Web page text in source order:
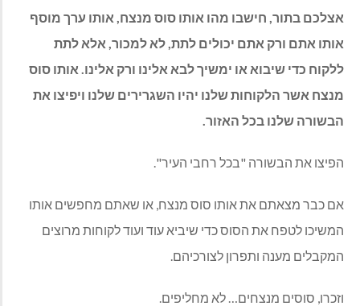
אצלכם בתור, חישבו מהו אותו סוס מנצח, אותו ערך מוסף
אותו אתם ורק אתם יכולים לתת, לא למכור, אלא לתת
ללקוח כדי שיבוא או ימשיך לבא אלינו ורק אלינו. אותו סוס
מנצח אשר הלקוחות שלנו יהיו השגרירים שלנו ויפיצו את
הבשורה שלנו בכל האזור.
הפיצו את הבשורה "בכל רחבי העיר".
אם כבר מצאתם את אותו סוס מנצח, או שאתם מחפשים אותו
המשיכו לטפח את הסוס כדי שיביא עוד ועוד לקוחות מרוצים
המקבלים מענה ותפרון לצורכיהם.
וזכרו, סוסים מנצחים… לא מחליפים.